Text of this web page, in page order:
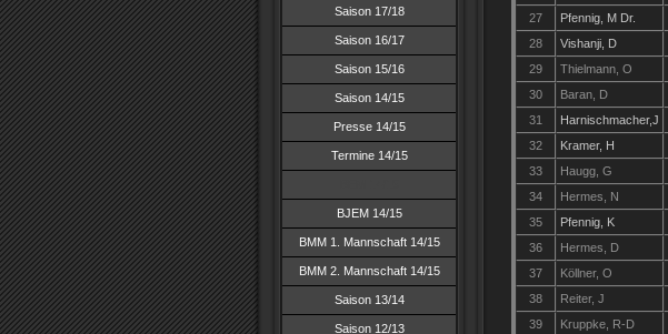
Saison 17/18
Saison 16/17
Saison 15/16
Saison 14/15
Presse 14/15
Termine 14/15
BJEM 14/15
BMM 1. Mannschaft 14/15
BMM 2. Mannschaft 14/15
Saison 13/14
Saison 12/13
27
Pfennig, M Dr.
28
Vishanji, D
29
Thielmann, O
30
Baran, D
31
Harnischmacher,J
32
Kramer, H
33
Haugg, G
34
Hermes, N
35
Pfennig, K
36
Hermes, D
37
Köllner, O
38
Reiter, J
39
Kruppke, R-D